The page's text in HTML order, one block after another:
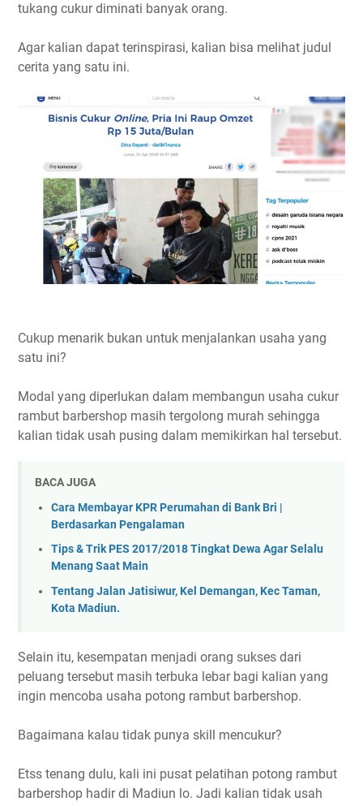
tukang cukur diminati banyak orang.
Agar kalian dapat terinspirasi, kalian bisa melihat judul
cerita yang satu ini.
Cukup menarik bukan untuk menjalankan usaha yang
satu ini?
Modal yang diperlukan dalam membangun usaha cukur
rambut barbershop masih tergolong murah sehingga
kalian tidak usah pusing dalam memikirkan hal tersebut.
BACA JUGA
Cara Membayar KPR Perumahan di Bank Bri |
Berdasarkan Pengalaman
Tips & Trik PES 2017/2018 Tingkat Dewa Agar Selalu
Menang Saat Main
Tentang Jalan Jatisiwur, Kel Demangan, Kec Taman,
Kota Madiun.
Selain itu, kesempatan menjadi orang sukses dari
peluang tersebut masih terbuka lebar bagi kalian yang
ingin mencoba usaha potong rambut barbershop.
Bagaimana kalau tidak punya skill mencukur?
Etss tenang dulu, kali ini pusat pelatihan potong rambut
barbershop hadir di Madiun lo. Jadi kalian tidak usah